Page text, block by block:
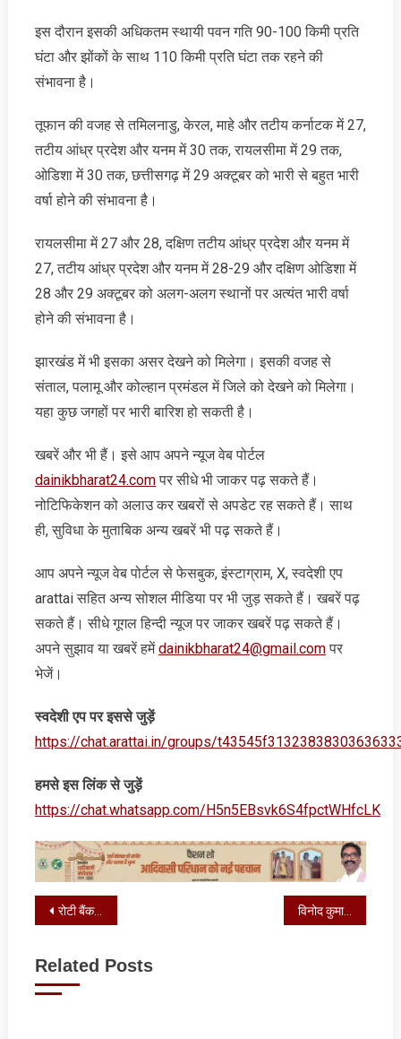
इस दौरान इसकी अधिकतम स्थायी पवन गति 90-100 किमी प्रति
घंटा और झोंकों के साथ 110 किमी प्रति घंटा तक रहने की
संभावना है।
तूफान की वजह से तमिलनाडु, केरल, माहे और तटीय कर्नाटक में 27,
तटीय आंध्र प्रदेश और यनम में 30 तक, रायलसीमा में 29 तक,
ओडिशा में 30 तक, छत्तीसगढ़ में 29 अक्टूबर को भारी से बहुत भारी
वर्षा होने की संभावना है।
रायलसीमा में 27 और 28, दक्षिण तटीय आंध्र प्रदेश और यनम में
27, तटीय आंध्र प्रदेश और यनम में 28-29 और दक्षिण ओडिशा में
28 और 29 अक्टूबर को अलग-अलग स्थानों पर अत्यंत भारी वर्षा
होने की संभावना है।
झारखंड में भी इसका असर देखने को मिलेगा। इसकी वजह से
संताल, पलामू और कोल्‍हान प्रमंडल में जिले को देखने को मिलेगा।
यहा कुछ जगहों पर भारी बारिश हो सकती है।
खबरें और भी हैं। इसे आप अपने न्‍यूज वेब पोर्टल
dainikbharat24.comपर सीधे भी जाकर पढ़ सकते हैं।
नोटिफिकेशन को अलाउ कर खबरों से अपडेट रह सकते हैं। साथ
ही, सुविधा के मुताबिक अन्‍य खबरें भी पढ़ सकते हैं।
आप अपने न्‍यूज वेब पोर्टल से फेसबुक, इंस्‍टाग्राम, X, स्‍वदेशी एप
arattai सहित अन्‍य सोशल मीडिया पर भी जुड़ सकते हैं। खबरें पढ़
सकते हैं। सीधे गूगल हिन्‍दी न्‍यूज पर जाकर खबरें पढ़ सकते हैं।
अपने सुझाव या खबरें हमेंdainikbharat24@gmail.comपर
भेजें।
स्‍वदेशी एप पर इससे जुड़ें
https://chat.arattai.in/groups/
हमसे इस लिंक से जुड़ें
https://chat.whatsapp.com/H5n5EBsvk6S4fpctWHfcLK
Post
रोटी बैंक यूथ क्लब ने छठ व्रतियों को साड़ी और फल का किया वितरण विनोद कुमार पाण्डेय की मां के “कुटुंब भोज” में शामिल हुए मुख्यमंत्री
Related Posts